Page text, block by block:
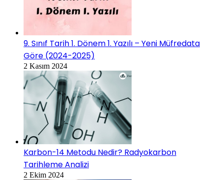
9. Sınıf Tarih 1. Dönem 1. Yazılı – Yeni Müfredata
Göre (2024-2025)
2 Kasım 2024
Karbon-14 Metodu Nedir? Radyokarbon
Tarihleme Analizi
2 Ekim 2024